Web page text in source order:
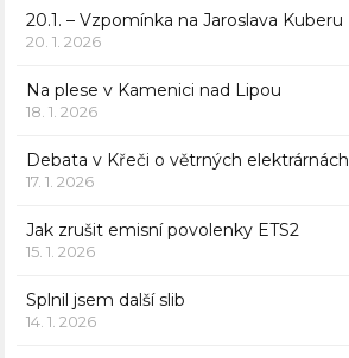
20.1. – Vzpomínka na Jaroslava Kuberu
20. 1. 2026
Na plese v Kamenici nad Lipou
18. 1. 2026
Debata v Křeči o větrných elektrárnách
17. 1. 2026
Jak zrušit emisní povolenky ETS2
15. 1. 2026
Splnil jsem další slib
14. 1. 2026